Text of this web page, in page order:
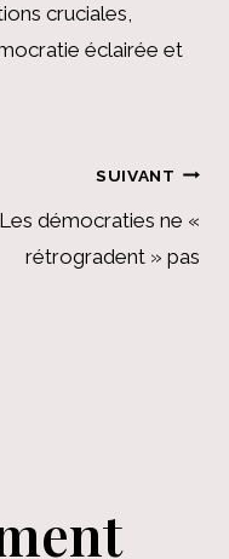
cruciales,
éclairée et
SUIVANT
Les démocraties ne «
rétrogradent » pas